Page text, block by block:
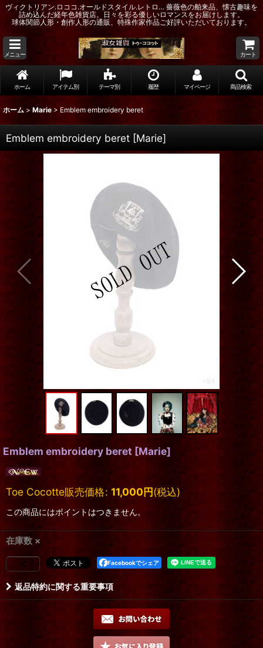
ヴィクトリアン.ロココ.オールドスタイル.レトロ… 薔薇色の舶来品、懐古趣味を
詰め込んだ経年色雑貨店。日々を彩る優しいロマンスをお届けします。
球体関節人形・創作人形の通販、特殊作家作品ご好評いただいております。
メニュー カート
ホーム アイテム別 テーマ別 履歴 マイページ 商品検索
ホーム > Marie > Emblem embroidery beret
Emblem embroidery beret [Marie]
Emblem embroidery beret [Marie]
Toe Cocotte販売価格: 11,000円(税込)
この商品にはポイントはつきません。
在庫数 ×
Facebookでシェア
返品特約に関する重要事項